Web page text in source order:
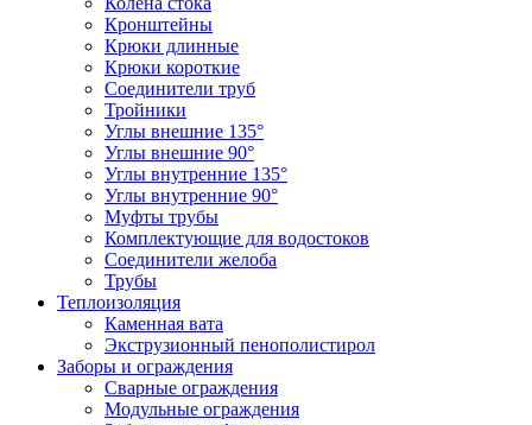
Кронштейны
Крюки длинные
Крюки короткие
Соединители труб
Тройники
Углы внешние 135°
Углы внешние 90°
Углы внутренние 135°
Углы внутренние 90°
Муфты трубы
Комплектующие для водостоков
Соединители желоба
Трубы
Теплоизоляция
Каменная вата
Экструзионный пенополистирол
Заборы и ограждения
Сварные ограждения
Модульные ограждения